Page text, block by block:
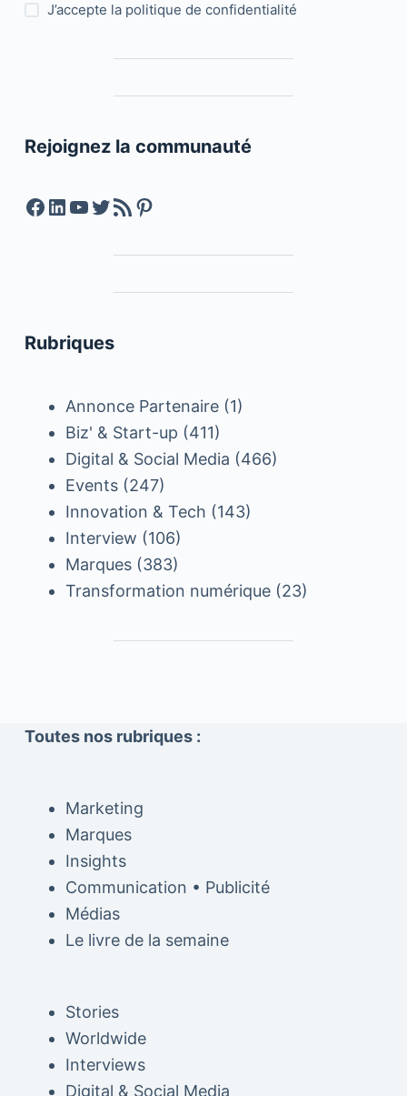
J’accepte la politique de confidentialité
Rejoignez la communauté
Facebook
LinkedIn
YouTube
Twitter
Feed RSSPinterest
Rubriques
Annonce Partenaire(1)
Biz' & Start-up (411)
Digital & Social Media (466)
Events(247)
Innovation & Tech (143)
Interview (106)
Marques(383)
Transformation numérique(23)
Toutes nos rubriques :
Marketing
Marques
Insights
Communication • Publicité
Médias
Le livre de la semaine
Stories
Worldwide
Interviews
Digital & Social Media